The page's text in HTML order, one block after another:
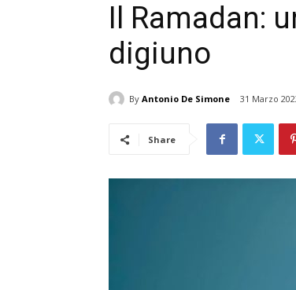
Il Ramadan:
digiuno
By Antonio De Simone 31 Marzo
Share